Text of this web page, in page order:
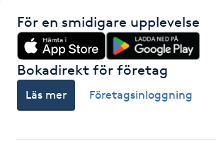
IR-massage
Japansk massage
För en smidigare upplevelse
Bokadirekt för företag
Läs mer Företagsinloggning